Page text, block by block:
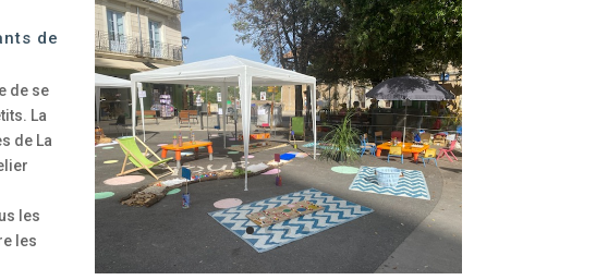
de
de se
La
de La
les
les